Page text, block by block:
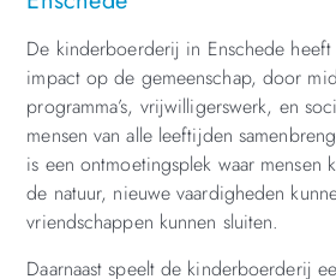
De kinderboerderij in Enschede
impact op de gemeenschap, door
programma’s, vrijwilligerswerk, en
mensen van alle leeftijden
is een ontmoetingsplek waar mensen
de natuur, nieuwe vaardigheden
vriendschappen kunnen sluiten.
Daarnaast speelt de kinderboerderij